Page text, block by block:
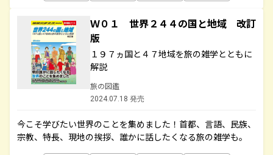
Ｗ０１ 世界２４４の国と地域 改訂
版
１９７ヵ国と４７地域を旅の雑学とともに
解説
旅の図鑑
2024.07.18 発売
今こそ学びたい世界のことを集めました！首都、言語、民族、
宗教、特長、現地の挨拶、誰かに話したくなる旅の雑学も。